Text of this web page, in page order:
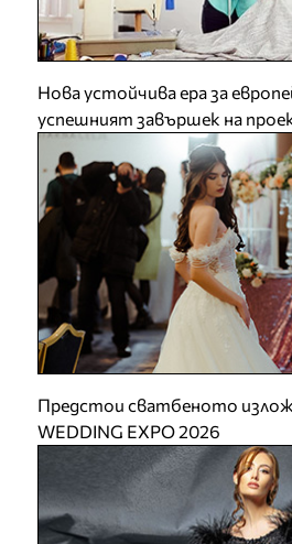
Нова устойчива ера за
успешният завършек на
Предстои сватбеното
WEDDING EXPO 2026